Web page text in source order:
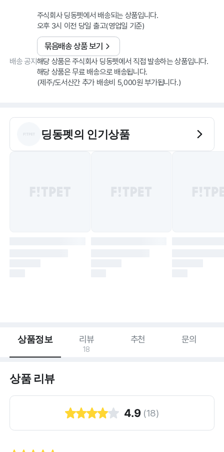
주식회사 딩동펫에서 배송되는 상품입니다.
오후 3시 이전 당일 출고(영업일 기준)
묶음배송 상품 보기
배송 공지 해당 상품은 주식회사 딩동펫에서 직접 발송하는 상품입니다.
해당 상품은 무료 배송으로 배송됩니다.
딩동펫의 인기상품
상품정보 리뷰
18
추천 문의
상품 리뷰
4.9 (18)